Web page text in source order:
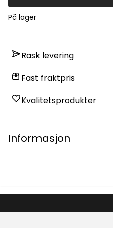
På lager
Rask levering
Fast fraktpris
Kvalitetsprodukter
Informasjon